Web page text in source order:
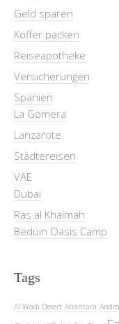
Geld sparen
Koffer packen
Reiseapotheke
Versicherungen
Spanien
La Gomera
Lanzarote
Städtereisen
VAE
Dubai
Ras al Khaimah
Beduin Oasis Camp
Tags
Al Wadi Desert Anantara